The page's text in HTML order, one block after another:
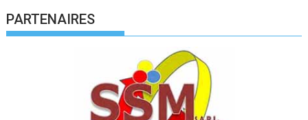
PARTENAIRES